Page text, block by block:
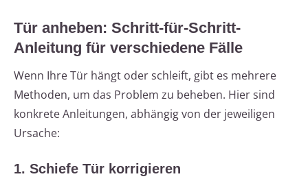
Tür anheben: Schritt-für-Schritt-
Anleitung für verschiedene Fälle
Wenn Ihre Tür hängt oder schleift, gibt es mehrere
Methoden, um das Problem zu beheben. Hier sind
konkrete Anleitungen, abhängig von der jeweiligen
Ursache:
1. Schiefe Tür korrigieren